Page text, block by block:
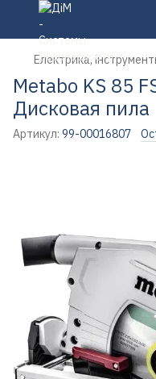
Електрика,
Metabo KS 85
Дисковая пила
Артикул: 99-00016807